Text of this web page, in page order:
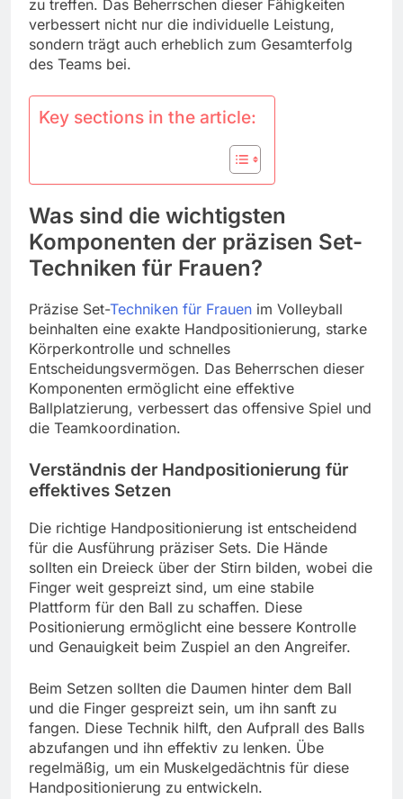
zu treffen. Das Beherrschen dieser Fähigkeiten
verbessert nicht nur die individuelle Leistung,
sondern trägt auch erheblich zum Gesamterfolg
des Teams bei.
Key sections in the article:
Was sind die wichtigsten
Komponenten der präzisen Set-
Techniken für Frauen?
Präzise Set-Techniken für Frauen im Volleyball
beinhalten eine exakte Handpositionierung, starke
Körperkontrolle und schnelles
Entscheidungsvermögen. Das Beherrschen dieser
Komponenten ermöglicht eine effektive
Ballplatzierung, verbessert das offensive Spiel und
die Teamkoordination.
Verständnis der Handpositionierung für
effektives Setzen
Die richtige Handpositionierung ist entscheidend
für die Ausführung präziser Sets. Die Hände
sollten ein Dreieck über der Stirn bilden, wobei die
Finger weit gespreizt sind, um eine stabile
Plattform für den Ball zu schaffen. Diese
Positionierung ermöglicht eine bessere Kontrolle
und Genauigkeit beim Zuspiel an den Angreifer.
Beim Setzen sollten die Daumen hinter dem Ball
und die Finger gespreizt sein, um ihn sanft zu
fangen. Diese Technik hilft, den Aufprall des Balls
abzufangen und ihn effektiv zu lenken. Übe
regelmäßig, um ein Muskelgedächtnis für diese
Handpositionierung zu entwickeln.